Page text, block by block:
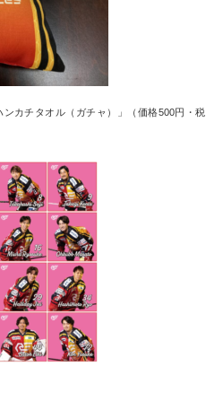
ンカチタオル（ガチャ）」（価格500円・税